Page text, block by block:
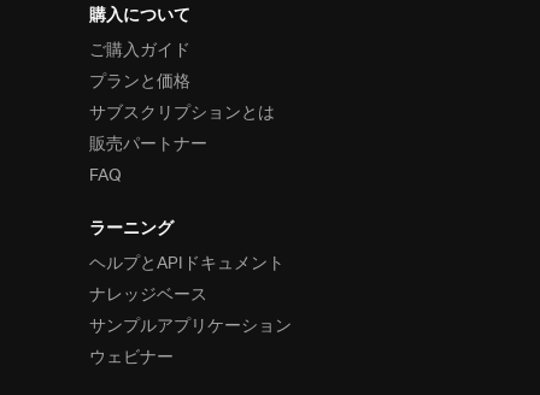
購入について
ご購入ガイド
プランと価格
サブスクリプションとは
販売パートナー
FAQ
ラーニング
ヘルプとAPIドキュメント
ナレッジベース
サンプルアプリケーション
ウェビナー